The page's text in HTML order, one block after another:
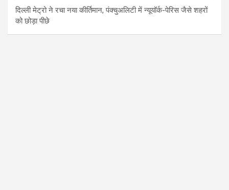
दिल्ली मेट्रो ने रचा नया कीर्तिमान, पंक्चुअलिटी में न्यूयॉर्क-पेरिस जैसे शहरों
को छोड़ा पीछे